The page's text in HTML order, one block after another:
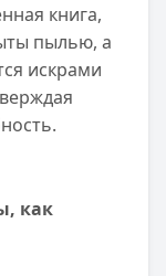
книга,
пылью, а
искрами
как